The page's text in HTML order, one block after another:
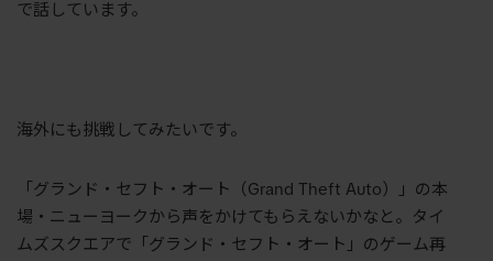
で話しています。
海外にも挑戦してみたいです。
「グランド・セフト・オート（ Grand Theft Auto ）」の本
場・ニューヨークから声をかけてもらえないかなと。タイ
ムズスクエアで「グランド・セフト・オート」のゲーム再